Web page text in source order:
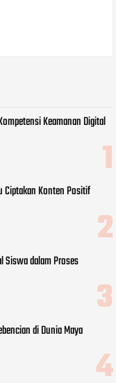
Keamanan Digital
Ciptakan Konten Positif
Siswa dalam Proses
di Dunia Maya